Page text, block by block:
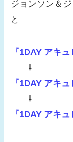
ジョンソン＆
と
『1DAY アキ
⇩
『1DAY アキ
⇩
『1DAY アキ